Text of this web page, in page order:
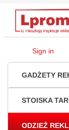
Sign in
GADŻETY
STOISKA
ODZIEŻ